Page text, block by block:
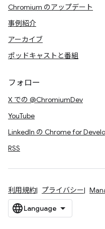
Chromium のアップデート
事例紹介
アーカイブ
ポッドキャストと番組
フォロー
X での @ChromiumDev
YouTube
LinkedIn の Chrome for
RSS
利用規約 プライバシー